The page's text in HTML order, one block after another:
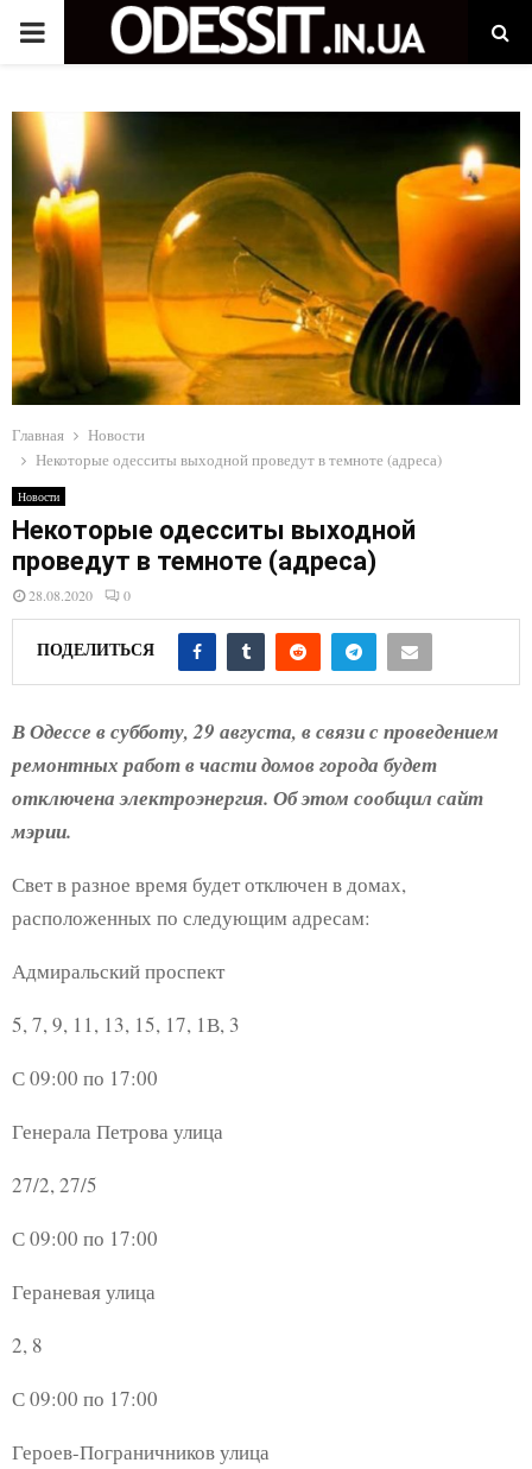
P
I
M
A
R
Y
M
E
N
Главная
Новости
Некоторые одесситы выходной проведут в темноте (адреса)
Новости
Некоторые одесситы выходной
проведут в темноте (адреса)
28.08.2020 0
ПОДЕЛИТЬСЯ
В Одессе в субботу, 29 августа, в связи с проведением
ремонтных работ в части домов города будет
отключена электроэнергия. Об этом сообщил сайт
мэрии.
Свет в разное время будет отключен в домах,
расположенных по следующим адресам:
Адмиральский проспект
5, 7, 9, 11, 13, 15, 17, 1В, 3
С 09:00 по 17:00
Генерала Петрова улица
27/2, 27/5
С 09:00 по 17:00
Гераневая улица
2, 8
С 09:00 по 17:00
Героев-Пограничников улица